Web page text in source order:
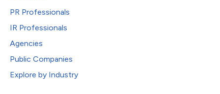
PR Professionals
IR Professionals
Agencies
Public Companies
Explore by Industry